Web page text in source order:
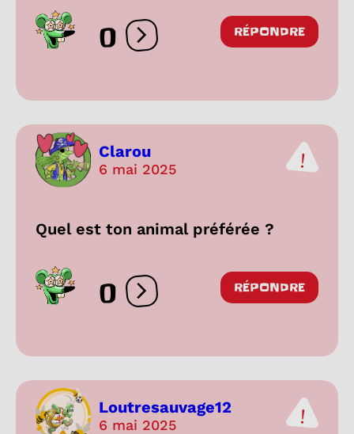
0 Ouvrir les réactions
RÉPONDRE
Clarou
6 mai 2025
Quel est ton animal préférée ?
0 Ouvrir les réactions
RÉPONDRE
Loutresauvage12
6 mai 2025